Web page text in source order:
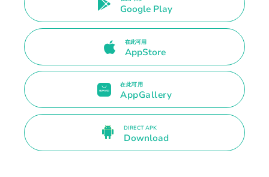
Google Play
在此可用
AppStore
在此可用
AppGallery
DIRECT APK
Download